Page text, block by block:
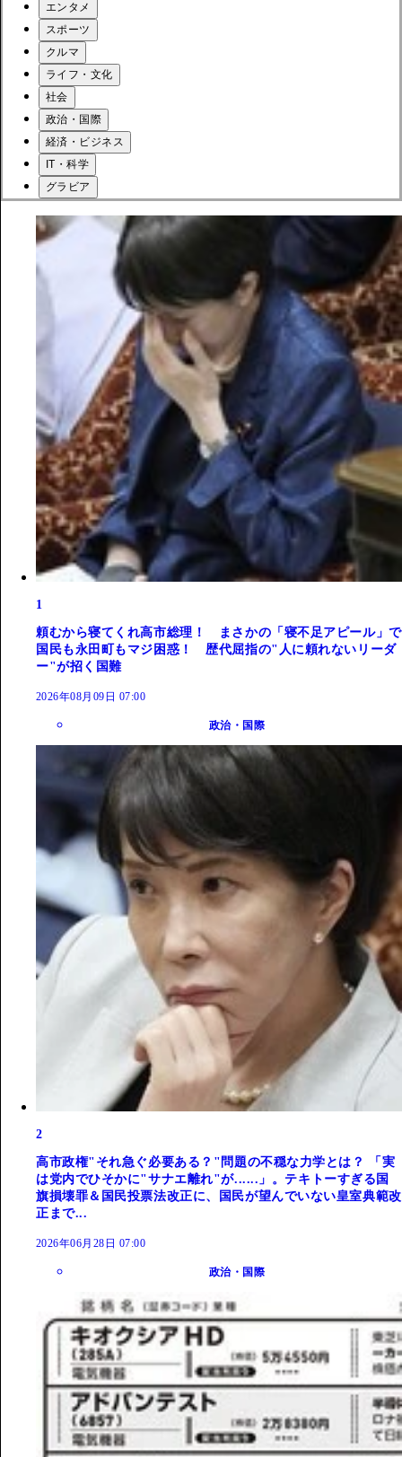
エンタメ
スポーツ
クルマ
ライフ・文化
社会
政治・国際
経済・ビジネス
IT・科学
グラビア
1
頼むから寝てくれ高市総理！ まさかの「寝不足アピール」で
国民も永田町もマジ困惑！ 歴代屈指の"人に頼れないリーダ
ー"が招く国難
2026年08月09日 07:00
政治・国際
2
高市政権"それ急ぐ必要ある？"問題の不穏な力学とは？ 「実
は党内でひそかに"サナエ離れ"が......」。テキトーすぎる国
旗損壊罪＆国民投票法改正に、国民が望んでいない皇室典範改
正まで...
2026年06月28日 07:00
政治・国際